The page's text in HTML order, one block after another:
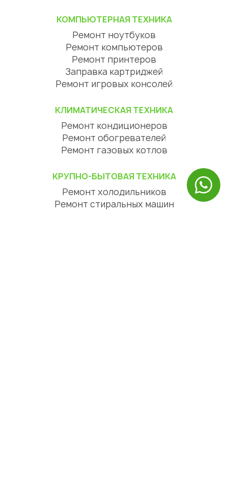
КОМПЬЮТЕРНАЯ ТЕХНИКА
Ремонт ноутбуков
Ремонт компьютеров
Ремонт принтеров
Заправка картриджей
Ремонт игровых консолей
КЛИМАТИЧЕСКАЯ ТЕХНИКА
Ремонт кондиционеров
Ремонт обогревателей
Ремонт газовых котлов
КРУПНО-БЫТОВАЯ ТЕХНИКА
Ремонт холодильников
Ремонт стиральных машин